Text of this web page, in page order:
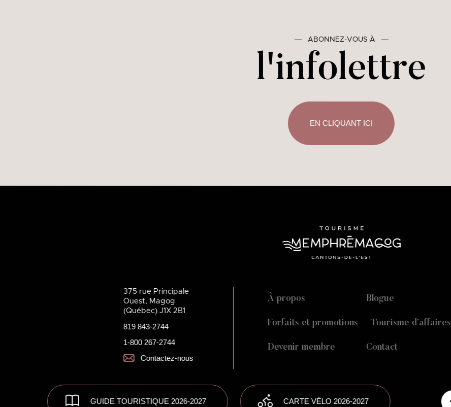
― ABONNEZ-VOUS À ―
l'infolettre
EN CLIQUANT ICI
375 rue Principale
Ouest, Magog
(Québec) J1X 2B1
819 843-2744
1-800 267-2744
Contactez-nous
À propos Blogue
Forfaits et promotions Tourisme d’affaires
Devenir membre Contact
GUIDE TOURISTIQUE 2026-2027 CARTE VÉLO 2026-2027